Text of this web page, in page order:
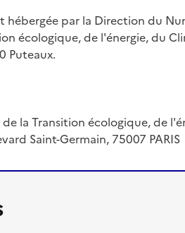
hébergée par la Direction du
écologique, de l'énergie, du
Puteaux.
de la Transition écologique, de
Saint-Germain, 75007 PARIS